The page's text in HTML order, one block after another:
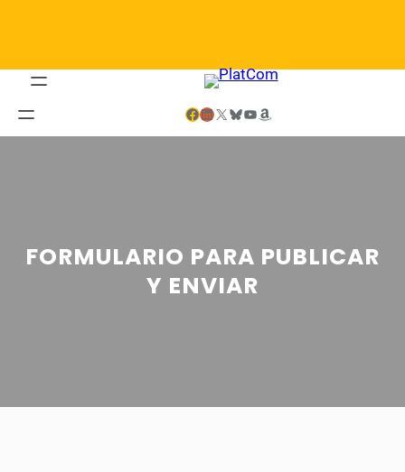
Facebook LinkedIn X Bluesky YouTube Amazon
FORMULARIO PARA PUBLICAR
Y ENVIAR